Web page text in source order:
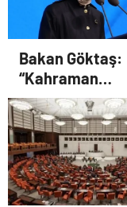
Bakan Göktaş:
“Kahraman
gazilerimizin
haklarını
yeni bir
kapılarını